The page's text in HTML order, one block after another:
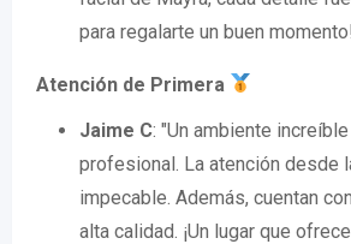
para regalarte un buen
Atención de Primera
Jaime C: "Un ambiente
profesional. La atención desde
impecable. Además, cuentan
alta calidad. ¡Un lugar que